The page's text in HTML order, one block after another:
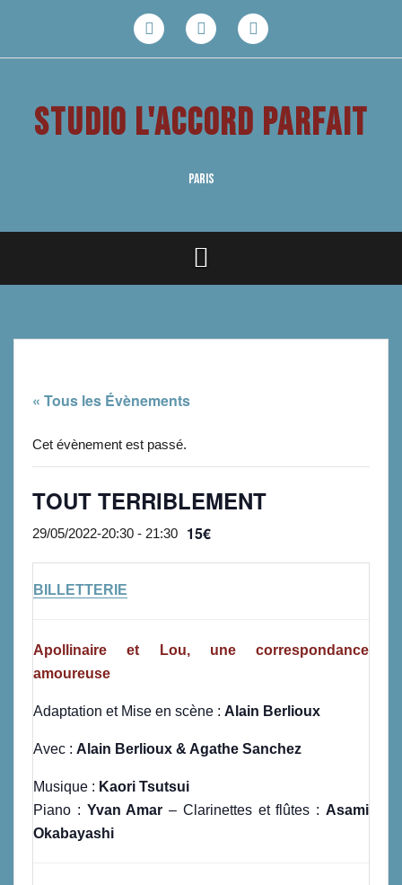
STUDIO L'ACCORD PARFAIT
PARIS
« Tous les Évènements
Cet évènement est passé.
TOUT TERRIBLEMENT
29/05/2022-20:30 - 21:30 15€
BILLETTERIE
Apollinaire et Lou, une correspondance
amoureuse
Adaptation et Mise en scène : Alain Berlioux
Avec : Alain Berlioux & Agathe Sanchez
Musique : Kaori Tsutsui
Piano : Yvan Amar – Clarinettes et flûtes : Asami
Okabayashi